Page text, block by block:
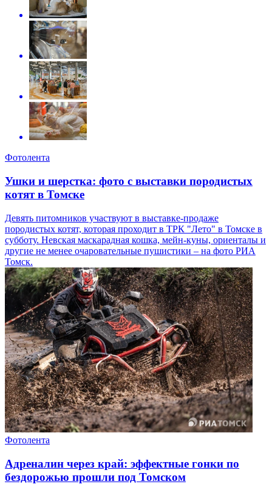
Фотолента
Ушки и шерстка: фото с выставки породистых
котят в Томске
Девять питомников участвуют в выставке-продаже
породистых котят, которая проходит в ТРК "Лето" в Томске в
субботу. Невская маскарадная кошка, мейн-куны, ориенталы и
другие не менее очаровательные пушистики – на фото РИА
Томск.
Фотолента
Адреналин через край: эффектные гонки по
бездорожью прошли под Томском